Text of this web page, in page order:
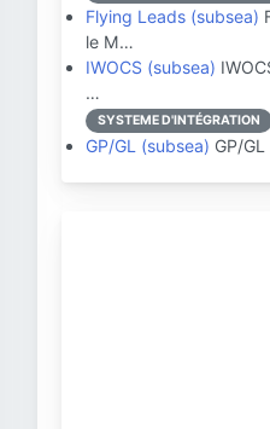
Flying Leads (subsea)
le M…
IWOCS (subsea)
…
SYSTEME D'INTÉGRATION
GP/GL (subsea) GP/